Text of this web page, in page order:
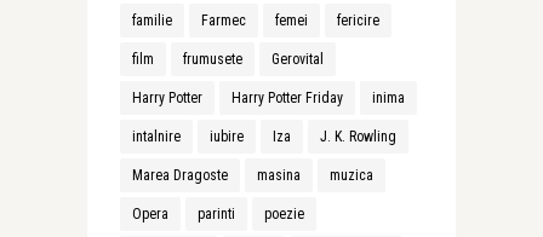
familie Farmec femei fericire
film frumusete Gerovital
Harry Potter Harry Potter Friday inima
intalnire iubire Iza J. K. Rowling
Marea Dragoste masina muzica
Opera parinti poezie